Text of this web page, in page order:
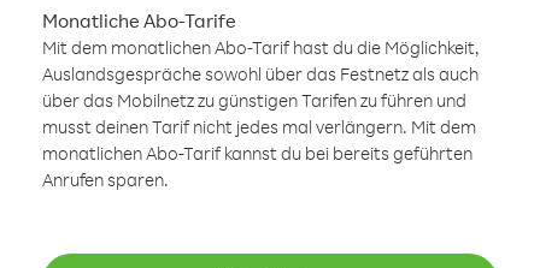
Monatliche Abo-Tarife
Mit dem monatlichen Abo-Tarif hast du die Möglichkeit,
Auslandsgespräche sowohl über das Festnetz als auch
über das Mobilnetz zu günstigen Tarifen zu führen und
musst deinen Tarif nicht jedes mal verlängern. Mit dem
monatlichen Abo-Tarif kannst du bei bereits geführten
Anrufen sparen.